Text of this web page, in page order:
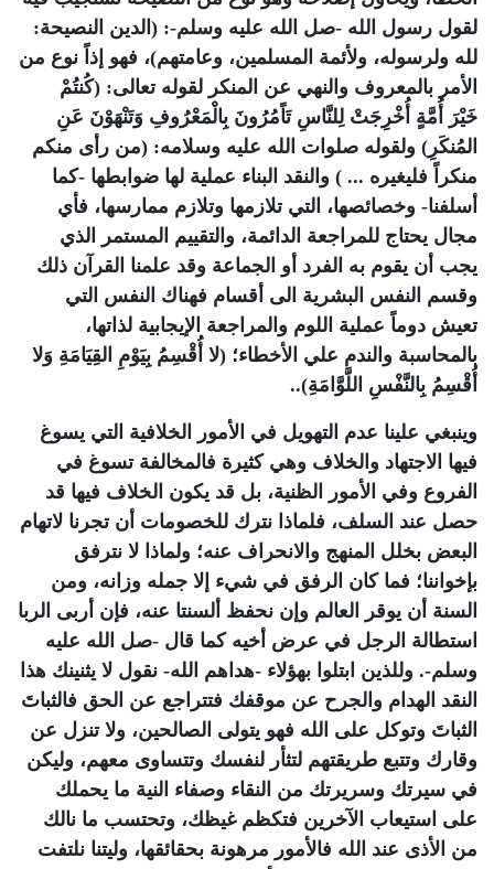
لقول رسول الله -صل الله عليه وسلم-: (الدين النصيحة:
لله ولرسوله، ولأئمة المسلمين، وعامتهم)، فهو إذاً نوع من
الأمر بالمعروف والنهي عن المنكر لقوله تعالى: (كُنتُمْ
خَيْرَ أُمَّةٍ أُخْرِجَتْ لِلنَّاسِ تَاًمُرُونَ بِالْمَعْرُوفِ وَتَنْهَوْنَ عَنِ
المُنكَرِ) ولقوله صلوات الله عليه وسلامه: (من رأى منكم
منكراً فليغيره ... ) والنقد البناء عملية لها ضوابطها -كما
أسلفنا- وخصائصها، التي تلازمها وتلازم ممارسها، فأي
مجال يحتاج للمراجعة الدائمة، والتقييم المستمر الذي
يجب أن يقوم به الفرد أو الجماعة وقد علمنا القرآن ذلك
ُوقسم النفس البشرية الى أقسام فهناك النفس التي
تعيش دوماً عملية اللوم والمراجعة الإيجابية لذاتها،
بالمحاسبة والندم علي الأخطاء؛ (لا أُقْسِمُ بِيَوْمِ القِيَامَةِ وَلا
أُقْسِمُ بِالنَّفْسِ اللَّوَّامَةِ)..
وينبغي علينا عدم التهويل في الأمور الخلافية التي يسوغ
فيها الاجتهاد والخلاف وهي كثيرة فالمخالفة تسوغ في
الفروع وفي الأمور الظنية، بل قد يكون الخلاف فيها قد
حصل عند السلف، فلماذا نترك للخصومات أن تجرنا لاتهام
البعض بخلل المنهج والانحراف عنه؛ ولماذا لا نترفق
بإخواننا؛ فما كان الرفق في شيء إلا جمله وزانه، ومن
السنة أن يوقر العالم وإن نحفظ ألسنتا عنه، فإن أربى الربا
استطالة الرجل في عرض أخيه كما قال -صل الله عليه
وسلم-. وللذين ابتلوا بهؤلاء -هداهم الله- نقول لا يثنينك هذا
النقد الهدام والجرح عن موقفك فتتراجع عن الحق فالثباتَ
الثباتَ وتوكل على الله فهو يتولى الصالحين، ولا تنزل عن
وقارك وتتبع طريقتهم لتثأر لنفسك وتتساوى معهم، وليكن
في سيرتك وسريرتك من النقاء وصفاء النية ما يحملك
على استيعاب الآخرين فتكظم غيظك، وتحتسب ما نالك
من الأذى عند الله فالأمور مرهونة بحقائقها، وليتنا نلتفت